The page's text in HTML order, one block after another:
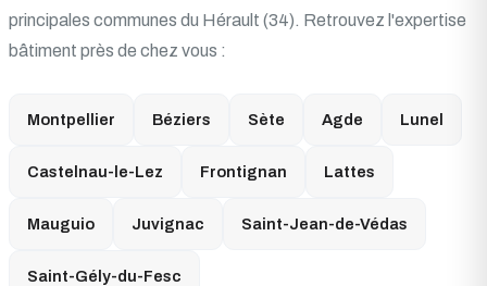
principales communes du Hérault (34). Retrouvez l'expertise
bâtiment près de chez vous :
Montpellier Béziers Sète Agde Lunel
Castelnau-le-Lez Frontignan Lattes
Mauguio Juvignac Saint-Jean-de-Védas
Saint-Gély-du-Fesc